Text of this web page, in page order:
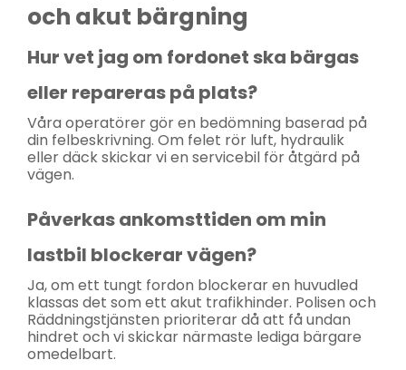
och akut bärgning
Hur vet jag om fordonet ska bärgas
eller repareras på plats?
Våra operatörer gör en bedömning baserad på
din felbeskrivning. Om felet rör luft, hydraulik
eller däck skickar vi en servicebil för åtgärd på
vägen.
Påverkas ankomsttiden om min
lastbil blockerar vägen?
Ja, om ett tungt fordon blockerar en huvudled
klassas det som ett akut trafikhinder. Polisen och
Räddningstjänsten prioriterar då att få undan
hindret och vi skickar närmaste lediga bärgare
omedelbart.